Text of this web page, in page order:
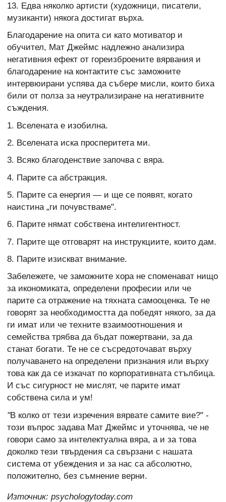
13. Едва няколко артисти (художници, писатели,
музиканти) някога достигат върха.
Благодарение на опита си като мотиватор и
обучител, Мат Джеймс надлежно анализира
негативния ефект от гореизброените вярвания и
благодарение на контактите със заможните
интервюирани успява да събере мисли, които биха
били от полза за неутрализиране на негативните
съждения.
1. Вселената е изобилна.
2. Вселената иска просперитета ми.
3. Всяко благоденствие започва с вяра.
4. Парите са абстракция.
5. Парите са енергия — и ще се появят, когато
наистина „ги почувстваме".
6. Парите нямат собствена интелигентност.
7. Парите ще отговарят на инструкциите, които дам.
8. Парите изискват внимание.
Забележете, че заможните хора не споменават нищо
за икономиката, определени професии или че
парите са отражение на тяхната самооценка. Те не
говорят за необходимостта да победят някого, за да
ги имат или че техните взаимоотношения и
семейства трябва да бъдат пожертвани, за да
станат богати. Те не се съсредоточават върху
получаването на определени признания или върху
това как да се изкачат по корпоративната стълбица.
И със сигурност не мислят, че парите имат
собствена сила и ум!
"В колко от тези изречения вярвате самите вие?" -
този въпрос задава Мат Джеймс и уточнява, че не
говори само за интелектуална вяра, а и за това
доколко тези твърдения са свързани с нашата
система от убеждения и за нас са абсолютно,
положително, без съмнение верни.
Източник: psychologytoday.com